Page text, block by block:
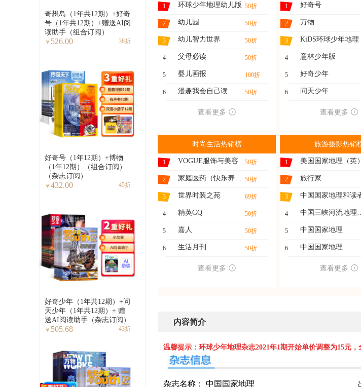
奇想岛（1年共12期）+好奇
号（1年共12期）+赠送AI阅
读助手（组合订阅）
￥ 526.00 38折
好奇号（1年12期）+博物
（1年12期）（组合订阅）
（杂志订阅）
￥ 432.00 45折
好奇少年（1年共12期）+问
天少年（1年共12期）+ 赠
送AI阅读助手（杂志订阅）
￥ 505.68 43折
1 环球少年地理幼儿版 50折
2 幼儿园 50折
3 幼儿智力世界 50折
4 父母必读 50折
5 婴儿画报 100折
6 漫趣我会自己读 50折
查看更多
1 好奇号
2 万物
3 KiDS环球少年地理
4 意林少年版
5 好奇少年
6 问天少年
查看更多
时尚生活热销榜
1 VOGUE服饰与美容 50折
2 50折
3 世界时装之苑 69折
4 精英GQ 50折
5 嘉人 50折
6 生活月刊 50折
查看更多
旅游摄影热销
1 美国国家地理（英）
2 旅行家
3 中国国家地理和读
4
5 中国国家地理
6 中国国家地理
查看更多
内容简介
温馨提示：环球少年地理杂志2021年1期开始单价调整为15元，
杂志名称： 中国国家地理